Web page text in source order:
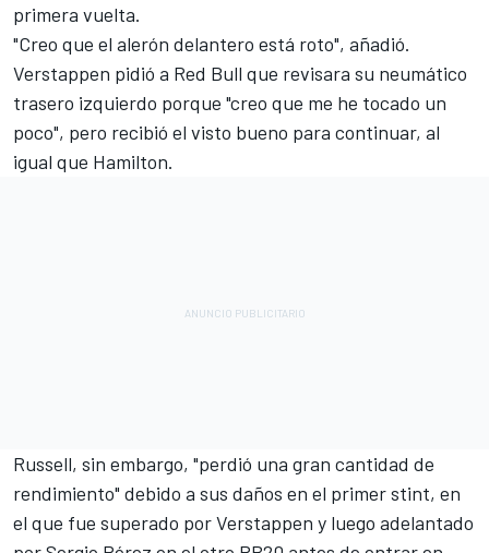
primera vuelta.
"Creo que el alerón delantero está roto", añadió.
Verstappen pidió a Red Bull que revisara su neumático
trasero izquierdo porque "creo que me he tocado un
poco", pero recibió el visto bueno para continuar, al
igual que Hamilton.
Russell, sin embargo, "perdió una gran cantidad de
rendimiento" debido a sus daños en el primer stint, en
el que fue superado por Verstappen y luego adelantado